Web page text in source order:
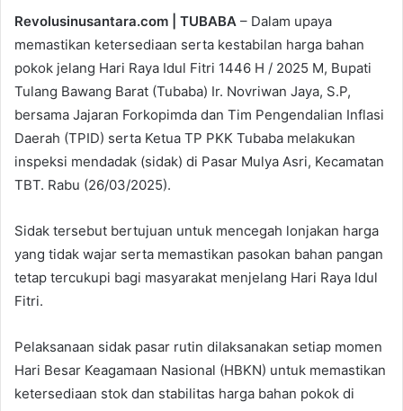
Revolusinusantara.com | TUBABA – Dalam upaya
memastikan ketersediaan serta kestabilan harga bahan
pokok jelang Hari Raya Idul Fitri 1446 H / 2025 M, Bupati
Tulang Bawang Barat (Tubaba) Ir. Novriwan Jaya, S.P,
bersama Jajaran Forkopimda dan Tim Pengendalian Inflasi
Daerah (TPID) serta Ketua TP PKK Tubaba melakukan
inspeksi mendadak (sidak) di Pasar Mulya Asri, Kecamatan
TBT. Rabu (26/03/2025).
Sidak tersebut bertujuan untuk mencegah lonjakan harga
yang tidak wajar serta memastikan pasokan bahan pangan
tetap tercukupi bagi masyarakat menjelang Hari Raya Idul
Fitri.
Pelaksanaan sidak pasar rutin dilaksanakan setiap momen
Hari Besar Keagamaan Nasional (HBKN) untuk memastikan
ketersediaan stok dan stabilitas harga bahan pokok di